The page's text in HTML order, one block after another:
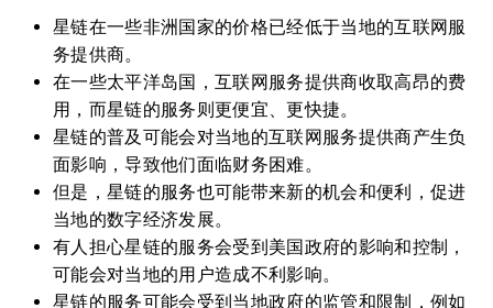
星链在一些非洲国家的价格已经低于当地的互联网服
务提供商。
在一些太平洋岛国，互联网服务提供商收取高昂的费
用，而星链的服务则更便宜、更快捷。
星链的普及可能会对当地的互联网服务提供商产生负
面影响，导致他们面临财务困难。
但是，星链的服务也可能带来新的机会和便利，促进
当地的数字经济发展。
有人担心星链的服务会受到美国政府的影响和控制，
可能会对当地的用户造成不利影响。
星链的服务可能会受到当地政府的监管和限制，例如